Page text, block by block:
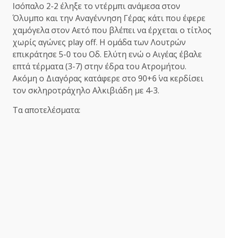
Ισόπαλο 2-2 έληξε το ντέρμπι ανάμεσα στον
Όλυμπο και την Αναγέννηση Γέρας κάτι που έφερε
χαμόγελα στον Αετό που βλέπει να έρχεται ο τίτλος
χωρίς αγώνες play off. Η ομάδα των Λουτρών
επικράτησε 5-0 του Οδ. Ελύτη ενώ ο Αιγέας έβαλε
επτά τέρματα (3-7) στην έδρα του Ατρομήτου.
Ακόμη ο Διαγόρας κατάφερε στο 90+6΄ να κερδίσει
τον σκληροτράχηλο Αλκιβιάδη με 4-3.
Τα αποτελέσματα: